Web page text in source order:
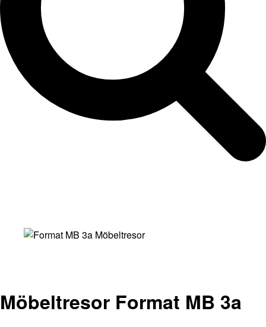
Möbeltresor Format MB 3a